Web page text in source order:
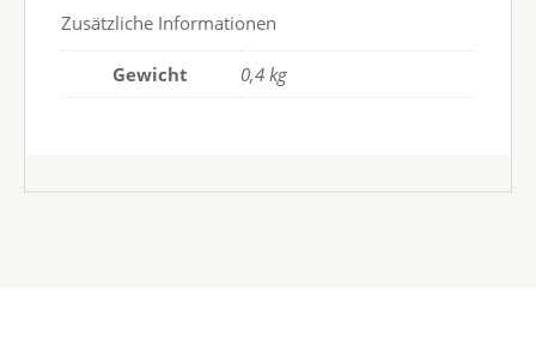
Zusätzliche Informationen
Gewicht 0,4 kg